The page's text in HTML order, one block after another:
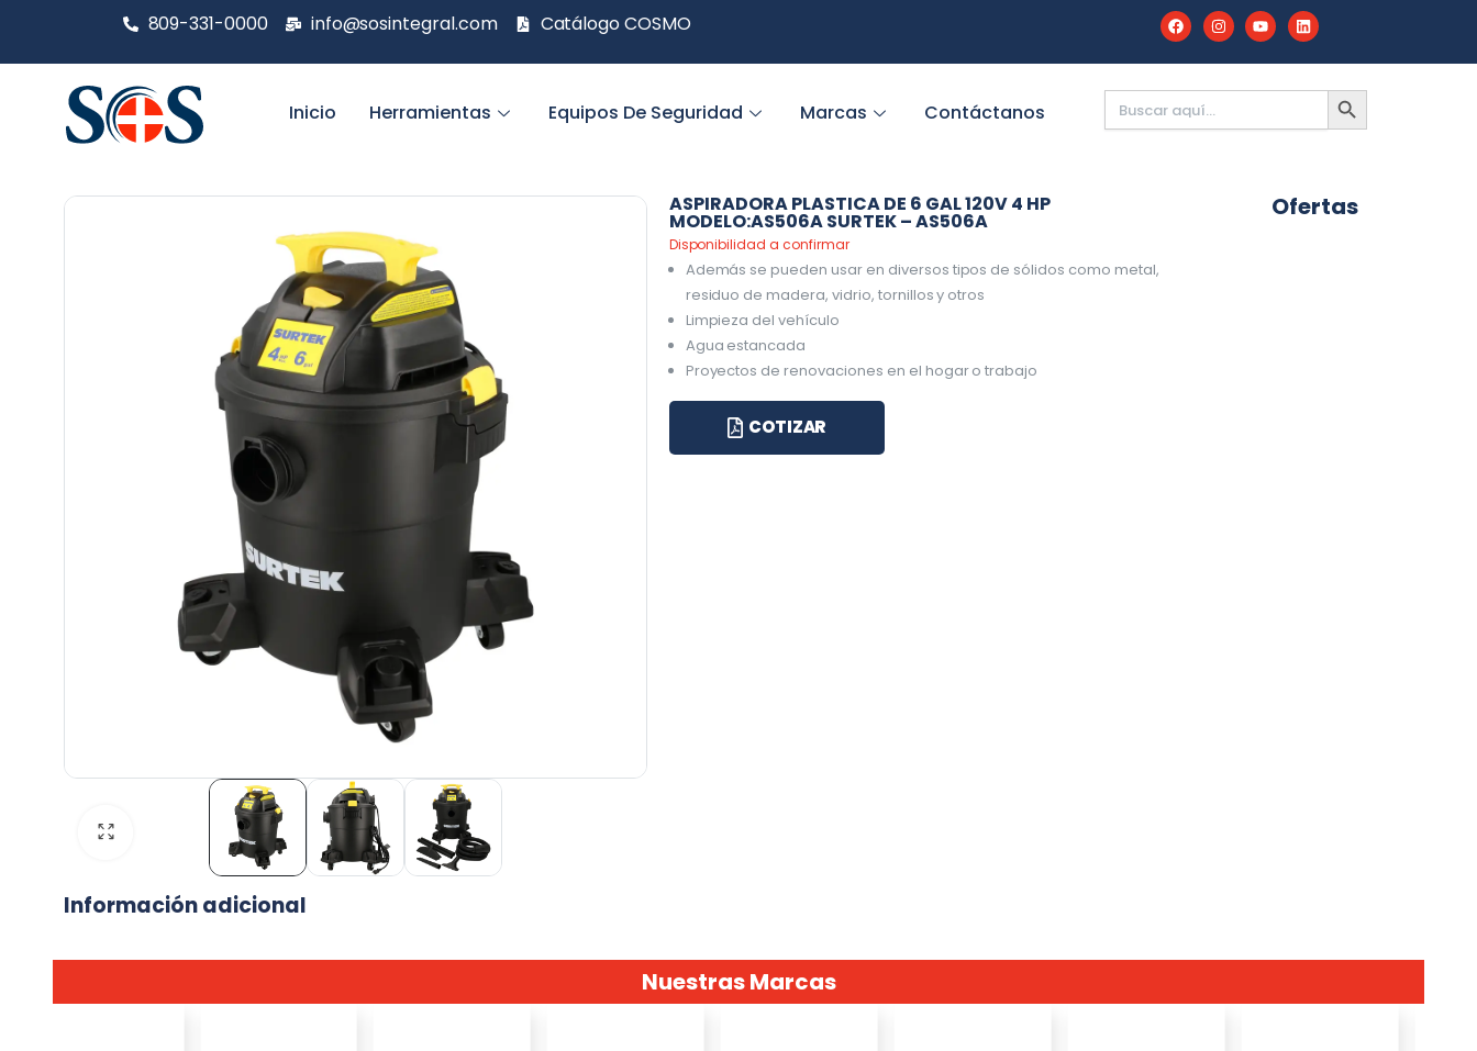
809-331-0000 info@sosintegral.com Catálogo COSMO
Inicio Herramientas Equipos De Seguridad Marcas Contáctanos
Buscar: BOTÓN
DE
BÚSQUEDA
Información adicional
ASPIRADORA PLASTICA DE 6 GAL 120V 4 HP
MODELO:AS506A SURTEK – AS506A
Disponibilidad a confirmar
Además se pueden usar en diversos tipos de sólidos como metal,
residuo de madera, vidrio, tornillos y otros
Limpieza del vehículo
Agua estancada
Proyectos de renovaciones en el hogar o trabajo
COTIZAR
Ofertas
Nuestras Marcas